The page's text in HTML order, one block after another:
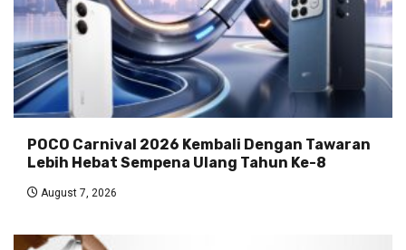
POCO Carnival 2026 Kembali Dengan Tawaran
Lebih Hebat Sempena Ulang Tahun Ke-8
August 7, 2026